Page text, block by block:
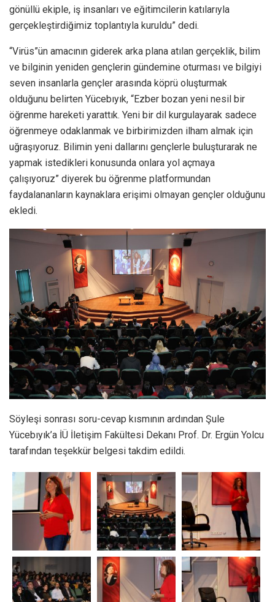
gönüllü ekiple, iş insanları ve eğitimcilerin katılarıyla
gerçekleştirdiğimiz toplantıyla kuruldu” dedi.
“Virüs”ün amacının giderek arka plana atılan gerçeklik, bilim
ve bilginin yeniden gençlerin gündemine oturması ve bilgiyi
seven insanlarla gençler arasında köprü oluşturmak
olduğunu belirten Yücebıyık, “Ezber bozan yeni nesil bir
öğrenme hareketi yarattık. Yeni bir dil kurgulayarak sadece
öğrenmeye odaklanmak ve birbirimizden ilham almak için
uğraşıyoruz. Bilimin yeni dallarını gençlerle buluşturarak ne
yapmak istedikleri konusunda onlara yol açmaya
çalışıyoruz” diyerek bu öğrenme platformundan
faydalananların kaynaklara erişimi olmayan gençler olduğunu
ekledi.
Söyleşi sonrası soru-cevap kısmının ardından Şule
Yücebıyık’a İÜ İletişim Fakültesi Dekanı Prof. Dr. Ergün Yolcu
tarafından teşekkür belgesi takdim edildi.